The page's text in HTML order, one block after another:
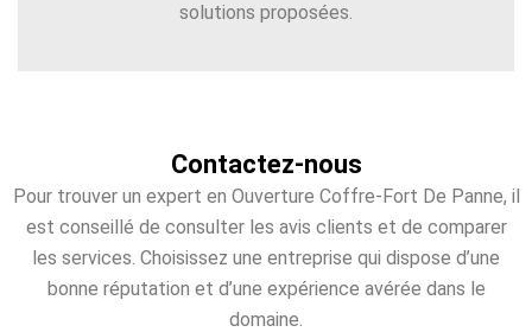
solutions proposées.
Contactez-nous
Pour trouver un expert en Ouverture Coffre-Fort De Panne, il
est conseillé de consulter les avis clients et de comparer
les services. Choisissez une entreprise qui dispose d’une
bonne réputation et d’une expérience avérée dans le
domaine.